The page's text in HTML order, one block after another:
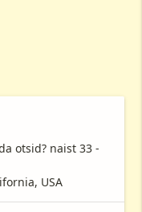
otsid? naist 33 -
USA